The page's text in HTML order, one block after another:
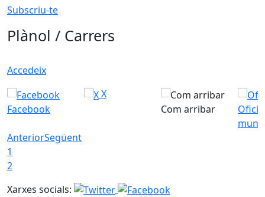
Subscriu-te
Plànol / Carrers
Accedeix
Facebook
X
Com arribar
AnteriorSegüent
1
2
Xarxes socials: